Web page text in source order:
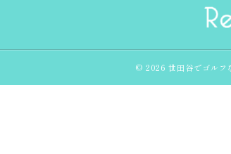
© 2026 世田谷でゴル